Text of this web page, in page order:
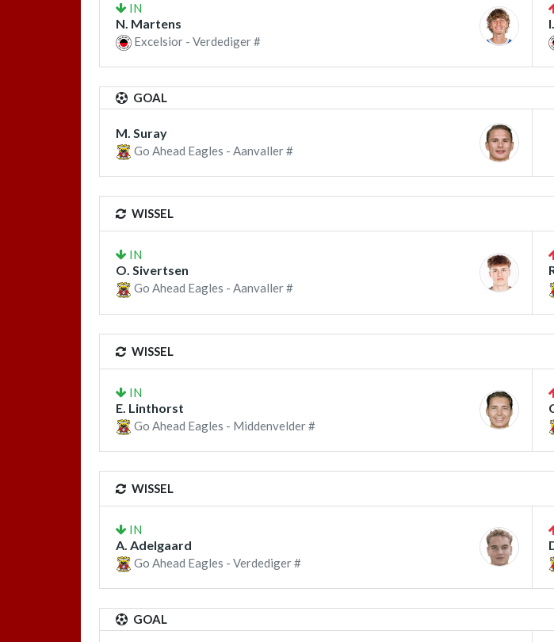
IN
N. Martens
Excelsior - Verdediger #
GOAL
M. Suray
Go Ahead Eagles - Aanvaller #
WISSEL
IN
O. Sivertsen
Go Ahead Eagles - Aanvaller #
WISSEL
IN
E. Linthorst
Go Ahead Eagles - Middenvelder #
WISSEL
IN
A. Adelgaard
Go Ahead Eagles - Verdediger #
GOAL